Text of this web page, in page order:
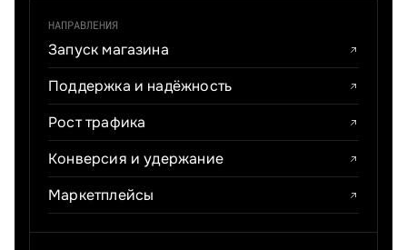
НАПРАВЛЕНИЯ
Запуск магазина
Поддержка и надёжность
Рост трафика
Конверсия и удержание
Маркетплейсы